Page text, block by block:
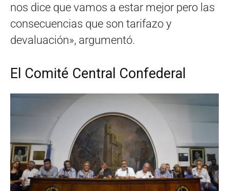
nos dice que vamos a estar mejor pero las
consecuencias que son tarifazo y
devaluación», argumentó.
El Comité Central Confederal